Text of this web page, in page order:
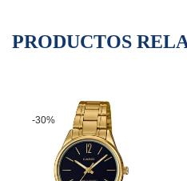
PRODUCTOS
-30%